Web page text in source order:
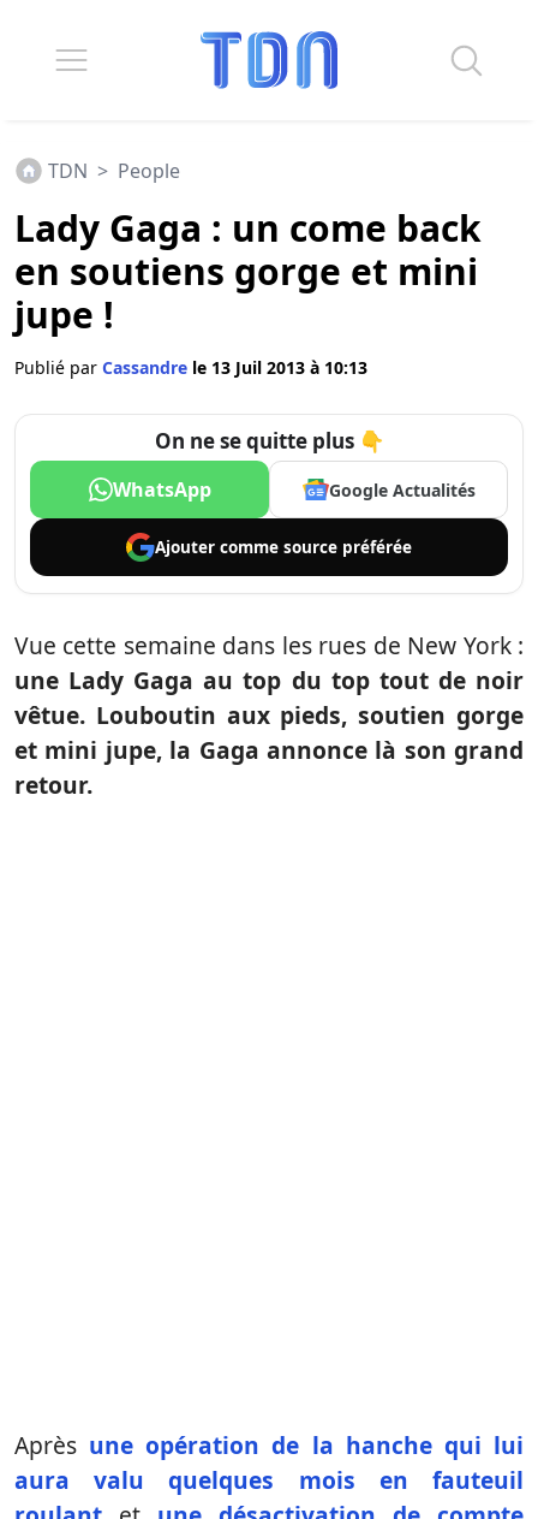
TDN > People
Lady Gaga : un come back
en soutiens gorge et mini
jupe !
Publié par Cassandre le 13 Juil 2013 à 10:13
On ne se quitte plus 👇
WhatsApp Google Actualités
Ajouter comme source préférée
Vue cette semaine dans les rues de New York :
une Lady Gaga au top du top tout de noir
vêtue. Louboutin aux pieds, soutien gorge
et mini jupe, la Gaga annonce là son grand
retour.
Après une opération de la hanche qui lui
aura valu quelques mois en fauteuil